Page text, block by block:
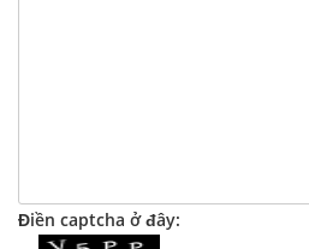
Điền captcha ở đây: